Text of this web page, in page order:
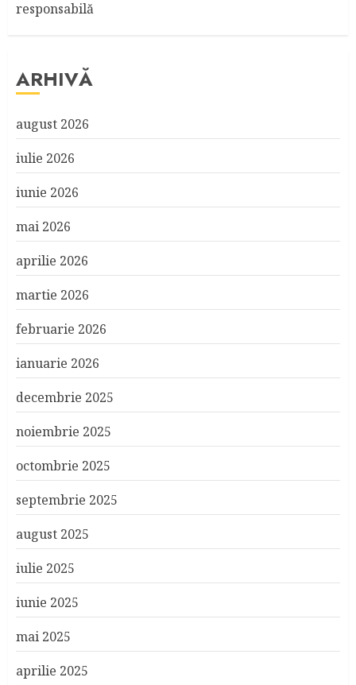
responsabilă
ARHIVĂ
august 2026
iulie 2026
iunie 2026
mai 2026
aprilie 2026
martie 2026
februarie 2026
ianuarie 2026
decembrie 2025
noiembrie 2025
octombrie 2025
septembrie 2025
august 2025
iulie 2025
iunie 2025
mai 2025
aprilie 2025